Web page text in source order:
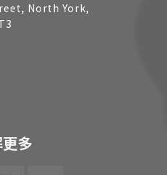
North York,
多